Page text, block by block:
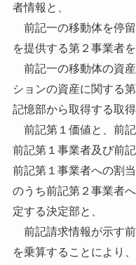
者情報と、
前記一の移動体を停
を提供する第２事業者
前記一の移動体の資
ションの資産に関する
記憶部から取得する取得
前記第１価値と、前記
前記第１事業者及び前
前記第１事業者への割
のうち前記第２事業者
定する決定部と、
前記請求情報が示す
を乗算することにより